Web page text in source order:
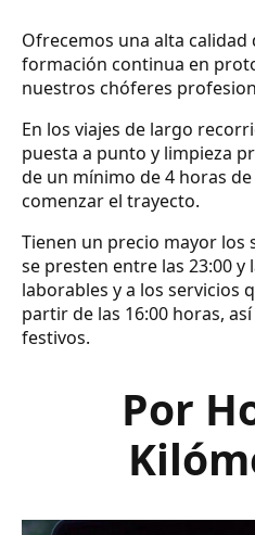
Ofrecemos una alta calidad
formación continua en
nuestros chóferes
En los viajes de largo
puesta a punto y limpieza
de un mínimo de 4 horas
comenzar el trayecto.
Tienen un precio mayor los
se presten entre las 23:00 y
laborables y a los servicios
partir de las 16:00 horas,
festivos.
Por